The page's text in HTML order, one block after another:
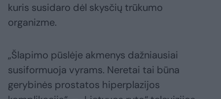
kuris susidaro dėl skysčių trūkumo
organizme.
„Šlapimo pūslėje akmenys dažniausiai
susiformuoja vyrams. Neretai tai būna
gerybinės prostatos hiperplazijos